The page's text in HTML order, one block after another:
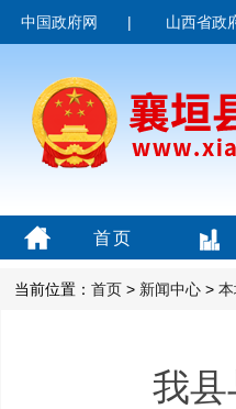
中国政府网 | 山西省政
首页
当前位置： 首页 > 新闻中心 >
我